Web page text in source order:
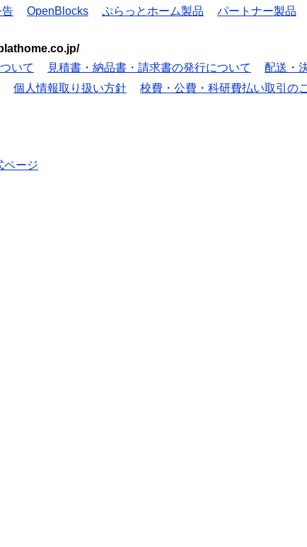
告 OpenBlocks ぷらっとホーム製品 パートナー製品
いて 見積書・納品書・請求書の発行について 配送・
個人情報取り扱い方針 校費・公費・科研費払い取引の
ページ